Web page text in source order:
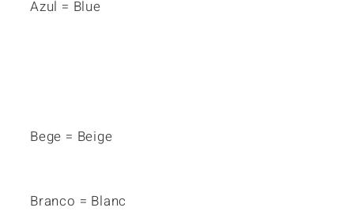
Azul = Blue
Bege = Beige
Branco = Blanc